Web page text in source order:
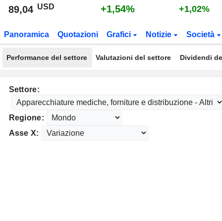
89,04 USD +1,54% +1,02%
Panoramica Quotazioni Grafici Notizie Società
Performance del settore Valutazioni del settore Dividendi
Settore:
Regione:
Asse X: